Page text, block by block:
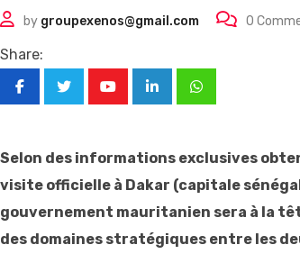
by groupexenos@gmail.com 0
Share:
LinkedInWhatsapp
Selon des informations exclusives
visite officielle à Dakar (capitale
gouvernement mauritanien sera à la
des domaines stratégiques entre les